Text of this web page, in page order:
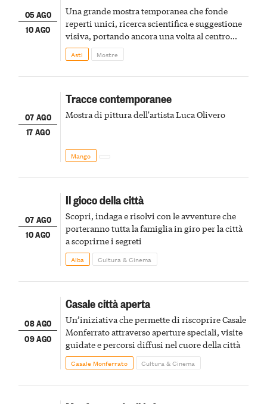
05 AGO
10 AGO
Una grande mostra temporanea che fonde
reperti unici, ricerca scientifica e suggestione
visiva, portando ancora una volta al centro
della scena le meraviglie del passato astigiano
Asti Mostre
07 AGO
17 AGO
Tracce contemporanee
Mostra di pittura dell'artista Luca Olivero
Mango
07 AGO
10 AGO
Il gioco della città
Scopri, indaga e risolvi con le avventure che
porteranno tutta la famiglia in giro per la città
a scoprirne i segreti
Alba Cultura & Cinema
08 AGO
09 AGO
Casale città aperta
Un’iniziativa che permette di riscoprire Casale
Monferrato attraverso aperture speciali, visite
guidate e percorsi diffusi nel cuore della città
Casale Monferrato Cultura & Cinema